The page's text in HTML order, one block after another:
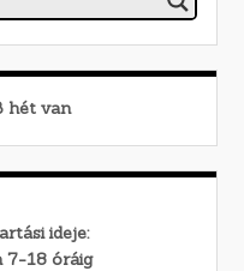
hét van
ideje:
7-18 óráig